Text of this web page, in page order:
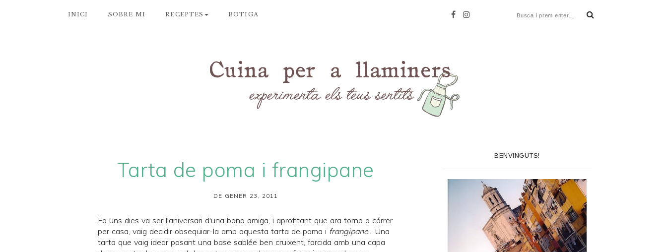
INICI SOBRE MI RECEPTES BOTIGA
Tarta de poma i frangipane
DE GENER 23, 2011
Fa uns dies va ser l'aniversari d'una bona amiga, i aprofitant que ara torno a córrer
per casa, vaig decidir obsequiar-la amb aquesta tarta de poma i frangipane... Una
tarta que vaig idear posant una base sablée ben cruixent, farcida amb una capa
BENVINGUTS!